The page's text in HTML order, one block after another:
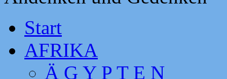
Start
AFRIKA
Ä G Y P T E N